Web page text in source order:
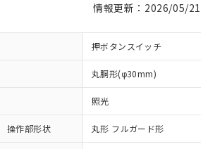
情報更新：2026/05/21
押ボタンスイッチ
丸胴形(φ30mm)
照光
操作部形状 丸形 フルガード形